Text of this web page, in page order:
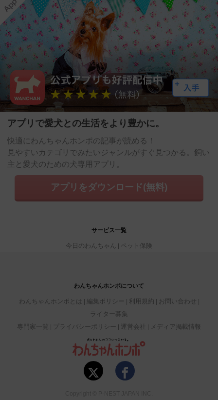
アプリで愛犬との生活をより豊かに。
快適にわんちゃんホンポの記事が読める！
見やすいカテゴリでみたいジャンルがすぐ見つかる。飼い
主と愛犬のための犬専用アプリ。
アプリをダウンロード(無料)
サービス一覧
今日のわんちゃん ペット保険
わんちゃんホンポについて
わんちゃんホンポとは 編集ポリシー 利用規約
お問い合わせ
ライター募集
専門家一覧
プライバシーポリシー 運営会社 メディア掲載情報